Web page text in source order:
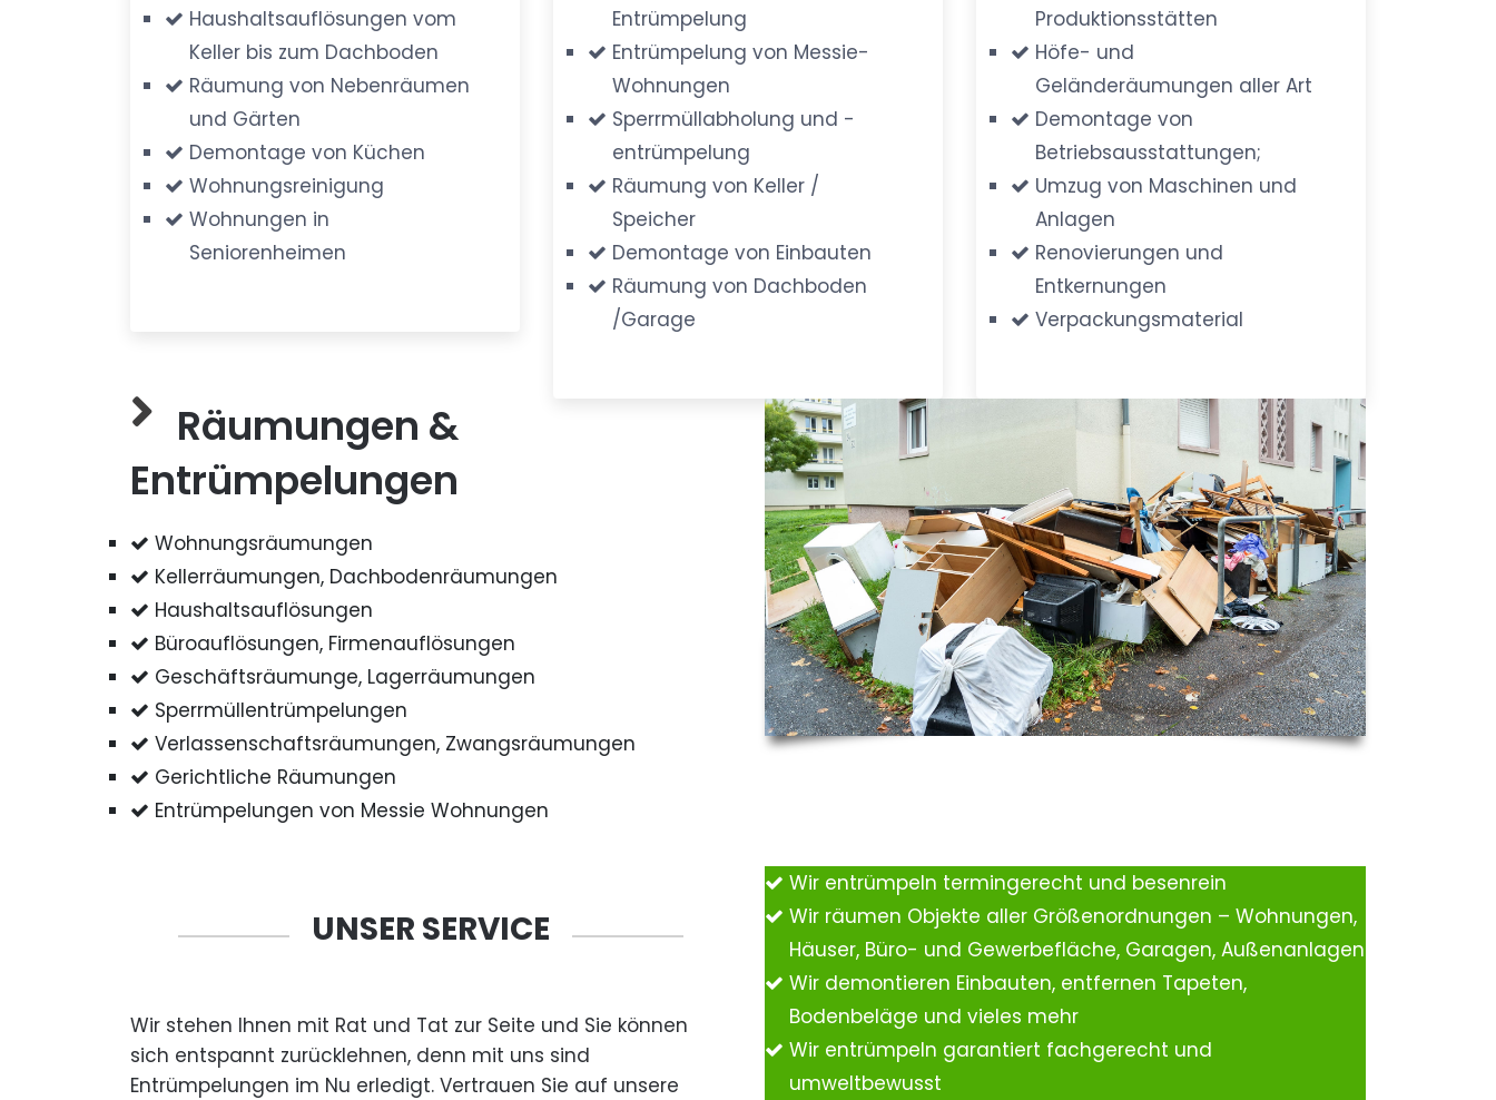
Haushaltsauflösungen vom
Keller bis zum Dachboden
Räumung von Nebenräumen
und Gärten
Demontage von Küchen
Wohnungsreinigung
Wohnungen in
Seniorenheimen
Entrümpelung
Entrümpelung von Messie-
Wohnungen
Sperrmüllabholung und -
entrümpelung
Räumung von Keller /
Speicher
Demontage von Einbauten
Räumung von Dachboden
/Garage
Produktionsstätten
Höfe- und
Geländeräumungen aller Art
Demontage von
Betriebsausstattungen;
Umzug von Maschinen und
Anlagen
Renovierungen und
Entkernungen
Verpackungsmaterial
Räumungen &
Entrümpelungen
Wohnungsräumungen
Kellerräumungen, Dachbodenräumungen
Haushaltsauflösungen
Büroauflösungen, Firmenauflösungen
Geschäftsräumunge, Lagerräumungen
Sperrmüllentrümpelungen
Verlassenschaftsräumungen, Zwangsräumungen
Gerichtliche Räumungen
Entrümpelungen von Messie Wohnungen
UNSER SERVICE
Wir stehen Ihnen mit Rat und Tat zur Seite und Sie können
sich entspannt zurücklehnen, denn mit uns sind
Entrümpelungen im Nu erledigt. Vertrauen Sie auf unsere
Wir entrümpeln termingerecht und besenrein
Wir räumen Objekte aller Größenordnungen – Wohnungen,
Häuser, Büro- und Gewerbefläche, Garagen, Außenanlagen
Wir demontieren Einbauten, entfernen Tapeten,
Bodenbeläge und vieles mehr
Wir entrümpeln garantiert fachgerecht und
umweltbewusst